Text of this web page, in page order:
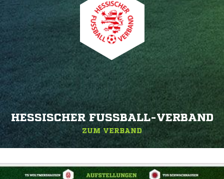
HESSISCHER FUSSBALL-VERBAND
ZUM VERBAND